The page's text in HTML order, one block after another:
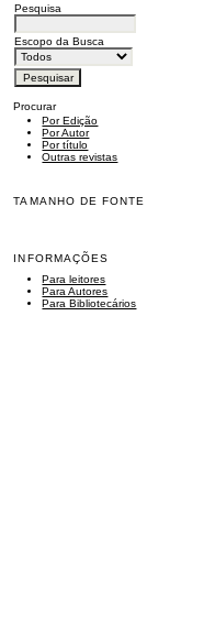
Pesquisa
Escopo da Busca
Procurar
Por Edição
Por Autor
Por título
Outras revistas
TAMANHO DE FONTE
INFORMAÇÕES
Para leitores
Para Autores
Para Bibliotecários